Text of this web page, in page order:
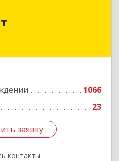
1066
23
заявку
контакты
край, Пятигорск г,
заявку